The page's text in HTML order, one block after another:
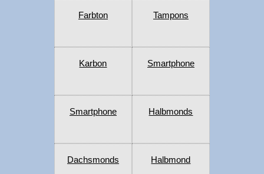
Farbton Tampons
Karbon Smartphone
Smartphone Halbmonds
Dachsmonds Halbmond